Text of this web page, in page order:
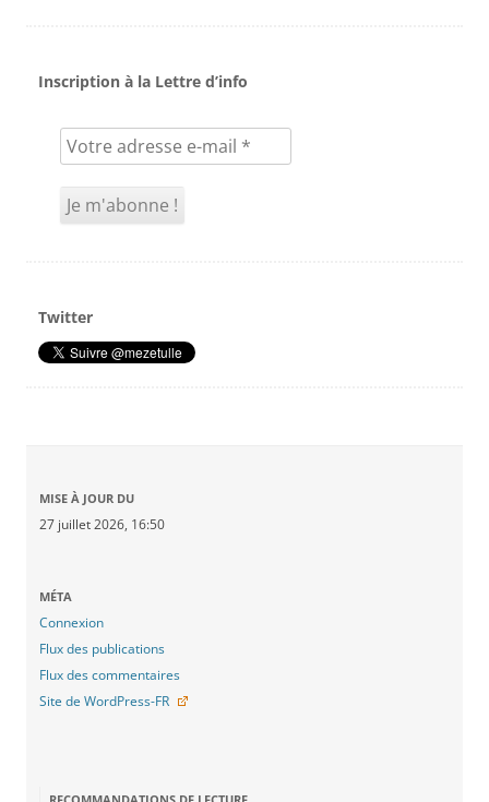
Inscription à la Lettre d’info
Twitter
MISE À JOUR DU
27 juillet 2026, 16:50
MÉTA
Connexion
Flux des publications
Flux des commentaires
Site de WordPress-FR